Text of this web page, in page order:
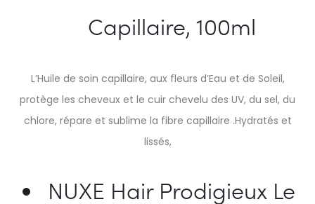
Capillaire, 100ml
L’Huile de soin capillaire, aux fleurs d’Eau et de Soleil,
protège les cheveux et le cuir chevelu des UV, du sel, du
chlore, répare et sublime la fibre capillaire .Hydratés et
lissés,
NUXE Hair Prodigieux Le